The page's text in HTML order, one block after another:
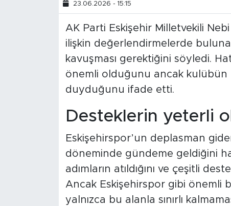
23.06.2026 - 15:15
AK Parti Eskişehir Milletvekili
ilişkin değerlendirmelerde
kavuşması gerektiğini söyledi.
önemli olduğunu ancak kulübün
duyduğunu ifade etti.
Desteklerin yeterli
Eskişehirspor’un deplasman
döneminde gündeme geldiğini
adımların atıldığını ve çeşitli
Ancak Eskişehirspor gibi önemli
yalnızca bu alanla sınırlı